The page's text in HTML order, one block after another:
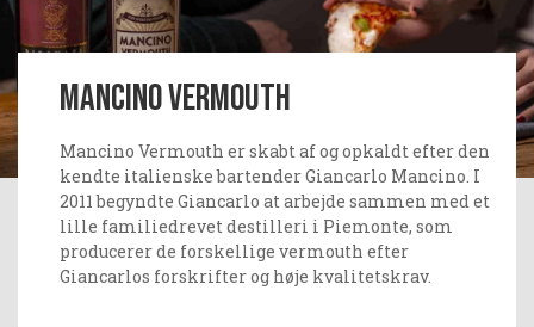
Mancino Vermouth
Mancino Vermouth er skabt af og opkaldt efter den
kendte italienske bartender Giancarlo Mancino. I
2011 begyndte Giancarlo at arbejde sammen med et
lille familiedrevet destilleri i Piemonte, som
producerer de forskellige vermouth efter
Giancarlos forskrifter og høje kvalitetskrav.